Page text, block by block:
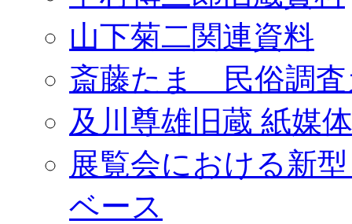
山下菊二関連資料
斎藤たま 民俗調査
及川尊雄旧蔵 紙媒
展覧会における新
ベース